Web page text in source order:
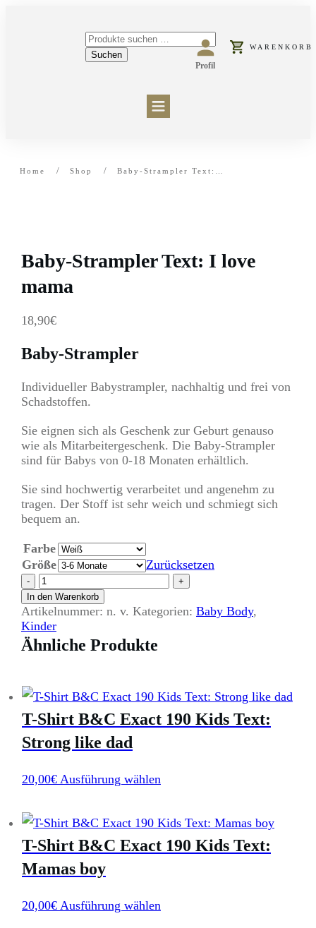
Suchen
nach:
Suchen
Profil
WARENKORB
Home / Shop /
Baby-Strampler Text: I love
mama
18,90€
Baby-Strampler
Individueller Babystrampler, nachhaltig und frei von
Schadstoffen.
Sie eignen sich als Geschenk zur Geburt genauso
wie als Mitarbeitergeschenk. Die Baby-Strampler
sind für Babys von 0-18 Monaten erhältlich.
Sie sind hochwertig verarbeitet und angenehm zu
tragen. Der Stoff ist sehr weich und schmiegt sich
bequem an.
Farbe
Größe
Zurücksetzen
-
Baby-
Strampler
Text:
I
love
mama
+
In den Warenkorb
Artikelnummer: n. v. Kategorien: Baby Body,
Kinder
Ähnliche Produkte
T-Shirt B&C Exact 190 Kids Text:
Strong like dad
20,00€ Ausführung wählen
weist
mehrere
Die
T-Shirt B&C Exact 190 Kids Text:
Mamas boy
20,00€ Ausführung wählen